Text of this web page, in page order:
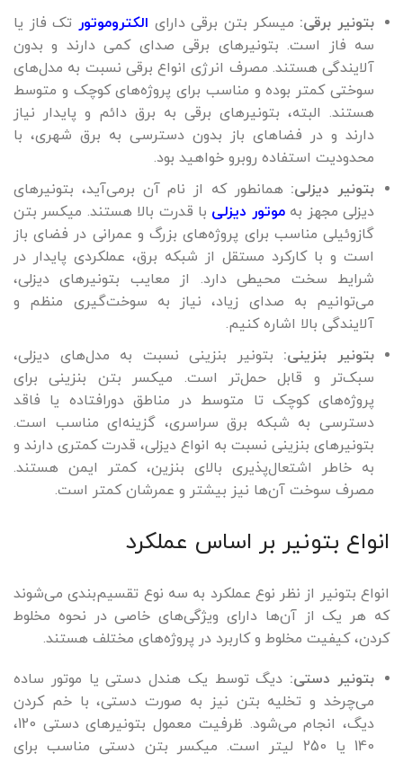
بتونیر برقی: میسکر بتن برقی دارای الکتروموتور تک فاز یا
سه فاز است. بتونیرهای برقی صدای کمی دارند و بدون
آلایندگی هستند. مصرف انرژی انواع برقی نسبت به مدل‌های
سوختی کمتر بوده و مناسب برای پروژه‌های کوچک و متوسط
هستند. البته، بتونیرهای برقی به برق دائم و پایدار نیاز
دارند و در فضاهای باز بدون دسترسی به برق شهری، با
محدودیت استفاده روبرو خواهید بود.
بتونیر دیزلی: همانطور که از نام آن برمی‌آید، بتونیرهای
دیزلی مجهز بهموتور دیزلی با قدرت بالا هستند. میکسر بتن
گازوئیلی مناسب برای پروژه‌های بزرگ و عمرانی در فضای باز
است و با کارکرد مستقل از شبکه برق، عملکردی پایدار در
شرایط سخت محیطی دارد. از معایب بتونیرهای دیزلی،
می‌توانیم به صدای زیاد، نیاز به سوخت‌گیری منظم و
آلایندگی بالا اشاره کنیم.
بتونیر بنزینی: بتونیر بنزینی نسبت به مدل‌های دیزلی،
سبک‌تر و قابل حمل‌تر است. میکسر بتن بنزینی برای
پروژه‌های کوچک تا متوسط در مناطق دورافتاده یا فاقد
دسترسی به شبکه برق سراسری، گزینه‌ای مناسب است.
بتونیرهای بنزینی نسبت به انواع دیزلی، قدرت کمتری دارند و
به خاطر اشتعال‌پذیری بالای بنزین، کمتر ایمن هستند.
مصرف سوخت آن‌ها نیز بیشتر و عمرشان کمتر است.
انواع بتونیر بر اساس عملکرد
انواع بتونیر از نظر نوع عملکرد به سه نوع تقسیم‌بندی می‌شوند
که هر یک از آن‌ها دارای ویژگی‌های خاصی در نحوه‌ مخلوط
‌کردن، کیفیت مخلوط و کاربرد در پروژه‌های مختلف هستند.
بتونیر دستی: دیگ توسط یک هندل دستی یا موتور ساده
می‌چرخد و تخلیه بتن نیز به صورت دستی، با خم کردن
دیگ، انجام می‌شود. ظرفیت معمول بتونیرهای دستی 120،
140 یا 250 لیتر است. میکسر بتن دستی مناسب برای